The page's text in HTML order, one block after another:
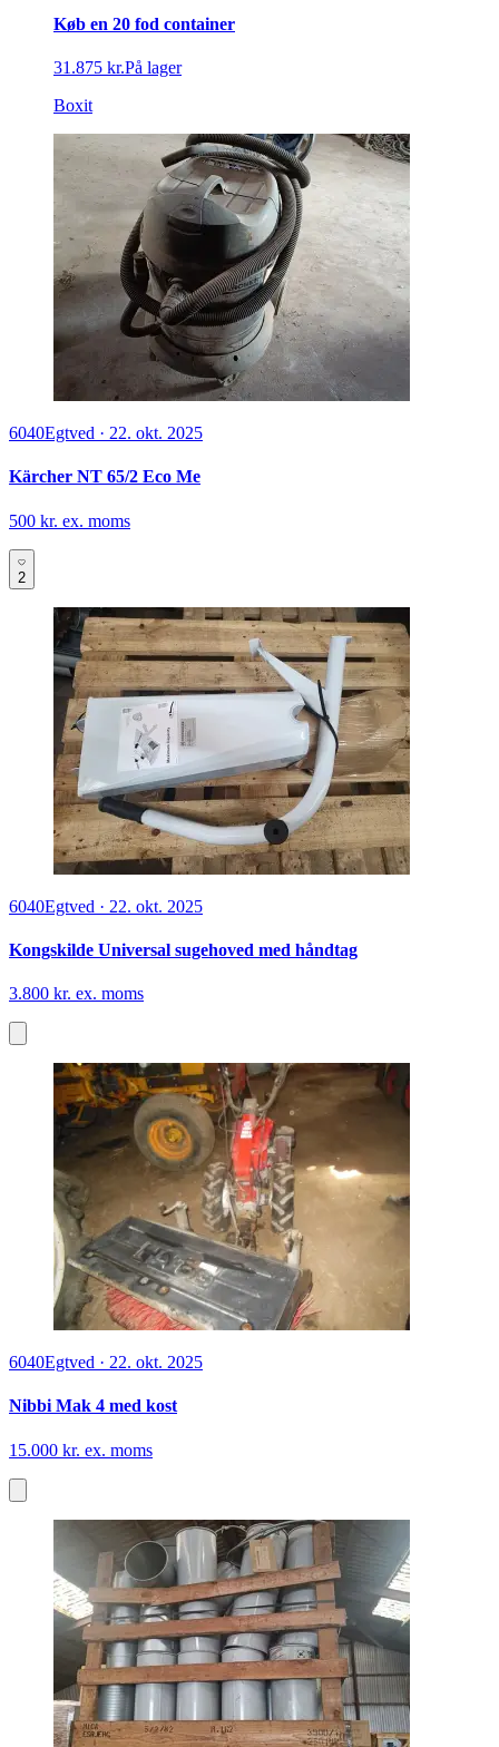
Køb en 20 fod container
31.875 kr.På lager
Boxit
6040Egtved · 22. okt. 2025
Kärcher NT 65/2 Eco Me
500 kr. ex. moms
2
6040Egtved · 22. okt. 2025
Kongskilde Universal sugehoved med håndtag
3.800 kr. ex. moms
6040Egtved · 22. okt. 2025
Nibbi Mak 4 med kost
15.000 kr. ex. moms